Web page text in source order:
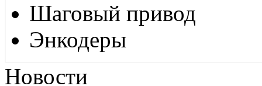
Шаговый привод
Энкодеры
Новости